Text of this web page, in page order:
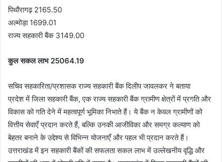
पिथौरागढ़ 2165.50
अल्मोड़ा 1699.01
राज्य सहकारी बैंक 3149.00
कुल सकल लाभ 25064.19
सचिव सहकारिता/प्रशासक राज्य सहकारी बैंक दिलीप जावलकर ने बताया
प्रदेश में जिला सहकारी बैंक, एक राज्य सहकारी बैंक ग्रामीण क्षेत्रों में प्रगति और
विकास को गति देने में महत्वपूर्ण भूमिका निभाते हैं। ये बैंक न केवल ग्रामीणों को
वित्तीय सेवाएँ प्रदान करते हैं, बल्कि उनकी आजीविका और समग्र कल्याण को
बेहतर बनाने के उद्देश्य से विभिन्न योजनाएँ और पहल भी प्रदान करते हैं।
उत्तराखंड में इन सहकारी बैंकों की सफलता सकल लाभ में उल्लेखनीय वृद्धि और